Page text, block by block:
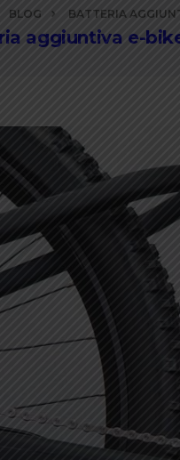
BLOG BATTERIA
aggiuntiva e-